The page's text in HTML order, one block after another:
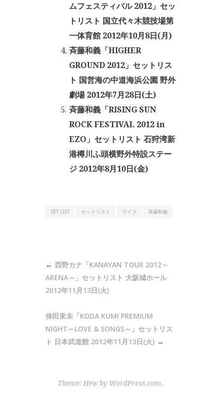
ムフェスティバル 2012」セッ
トリスト 国立代々木競技場第
一体育館 2012年10月8日(月)
斉藤和義「HIGHER
GROUND 2012」セットリス
ト 国営海の中道海浜公園 野外
劇場 2012年7月28日(土)
斉藤和義「RISING SUN
ROCK FESTIVAL 2012 in
EZO」セットリスト 石狩湾新
港樽川ふ頭横野外特設ステー
ジ 2012年8月10日(金)
SET LIST セットリスト ライブ 斉藤和義
西野カナ「KANAYAN TOUR 2012～
ARENA～」セットリスト 大阪城ホール
2012年11月13日(火)
倖田來未「KODA KUMI PREMIUM
NIGHT～LOVE & SONGS～」セットリス
ト 日本武道館 2012年11月13日(火)
Theme: Hew by WordPress.com.